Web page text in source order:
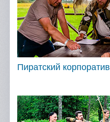
Пиратский корпоратив